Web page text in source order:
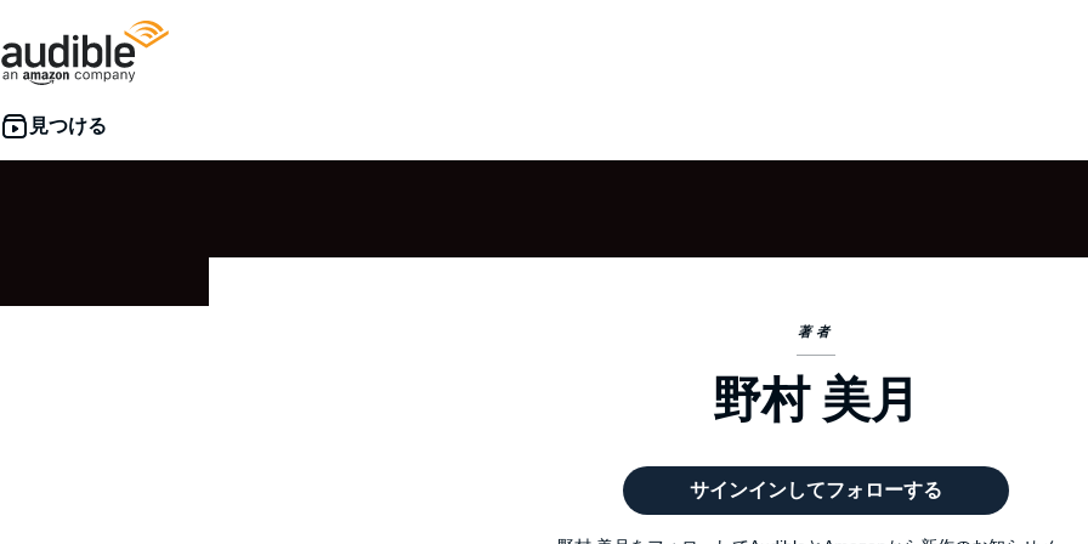
著者
野村 美月
サインインしてフォローする